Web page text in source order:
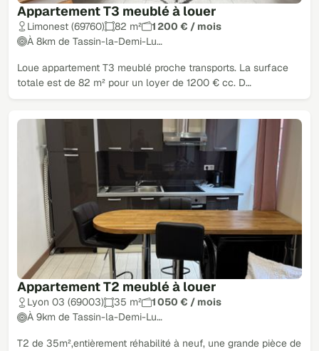
Appartement T3 meublé à louer
Limonest (69760) 82 m²
1 200 € / mois
À 8km de Tassin-la-Demi-Lu…
Loue appartement T3 meublé proche transports. La surface
totale est de 82 m² pour un loyer de 1200 € cc. D…
Appartement T2 meublé à louer
Lyon 03 (69003) 35 m²
1 050 € / mois
À 9km de Tassin-la-Demi-Lu…
T2 de 35m²,entièrement réhabilité à neuf, une grande pièce de